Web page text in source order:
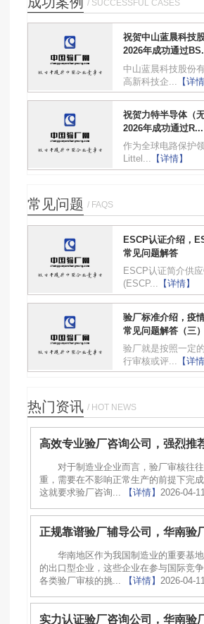
/ SUCCESSFUL CASES
祝贺中山蓝晨科技
2026年成功通过
中山蓝晨科技股份
高新科技企...
【详情
祝贺力特半导体（
2026年成功通过R...
作为全球电路保护
Littel... 【详情】
常见问题 / FAQS
ESCP认证介绍，
常见问题解答
ESCP认证简介供
(ESCP... 【详情】
验厂标准介绍，疫
常见问题解答（三）
验厂就是按照一定
行审核或评... 【详情
热门资讯 / HOT NEWS
高效专业验厂咨询公司，强烈推
对于制造业企业而言，验厂审核往
重，需要在不影响正常生产的前提下完成
这就要求验厂咨询...
【详情】 2026-04-
正规靠谱验厂辅导公司，华南验
华南地区作为我国制造业的重要基
的出口型企业，这些企业在参与国际竞
各类验厂审核的挑...
【详情】 2026-04-11
实力认证验厂咨询公司，华南验